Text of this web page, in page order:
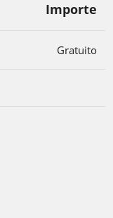
Importe
Gratuito